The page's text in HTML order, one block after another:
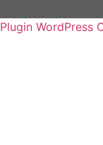
Plugin WordPress